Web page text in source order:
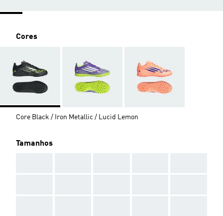
Cores
Core Black / Iron Metallic / Lucid Lemon
Tamanhos